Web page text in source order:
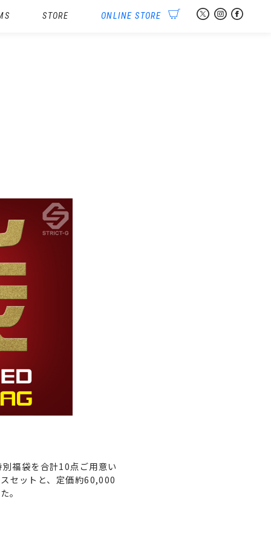
STORE ONLINE STORE
福袋を合計10点ご用意い
セットと、定価約60,000
。